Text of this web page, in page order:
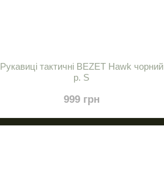
Рукавиці тактичні BEZET Hawk чорний
р. S
999 грн